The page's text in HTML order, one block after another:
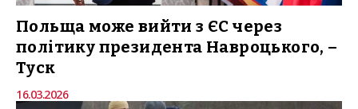
Польща може вийти з ЄС через
політику президента Навроцького, –
Туск
16.03.2026